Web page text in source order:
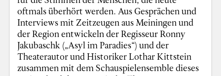
oftmals überhört werden. Aus Gesprächen und
Interviews mit Zeitzeugen aus Meiningen und
der Region entwickeln der Regisseur Ronny
Jakubaschk („Asyl im Paradies“) und der
Theaterautor und Historiker Lothar Kittstein
zusammen mit dem Schauspielensemble dieses